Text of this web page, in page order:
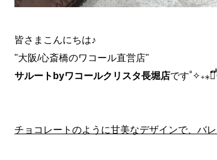
皆さまこんにちは♪
"大阪/心斎橋のワコール直営店"
サルートbyワコールクリスタ長堀店です
チョコレートのように甘美なデザインで、バ